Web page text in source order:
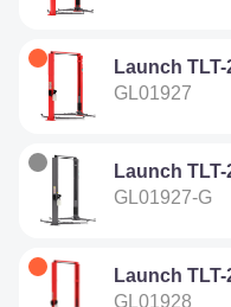
Launch
GL01927
Launch
GL01927-G
Launch
GL01928